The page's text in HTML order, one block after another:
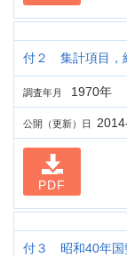
付２ 集計項目，
調査年月 1970年
公開（更新）日
PDF
付３ 昭和40年国